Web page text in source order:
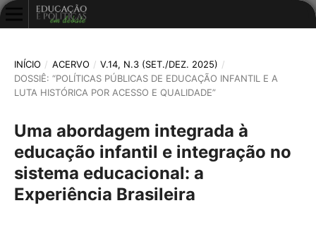
INÍCIO / ACERVO / V.14, N.3 (SET./DEZ. 2025) /
DOSSIÊ: “POLÍTICAS PÚBLICAS DE EDUCAÇÃO INFANTIL E A
LUTA HISTÓRICA POR ACESSO E QUALIDADE”
Uma abordagem integrada à
educação infantil e integração no
sistema educacional: a
Experiência Brasileira